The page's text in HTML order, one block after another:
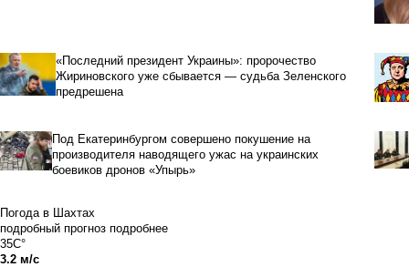
«Последний президент Украины»: пророчество
Жириновского уже сбывается — судьба Зеленского
предрешена
Под Екатеринбургом совершено покушение на
производителя наводящего ужас на украинских
боевиков дронов «Упырь»
Погода в Шахтах
подробный прогноз подробнее
35C°
3.2 м/с